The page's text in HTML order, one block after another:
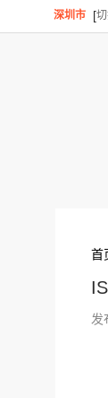
深圳市 [
首
发